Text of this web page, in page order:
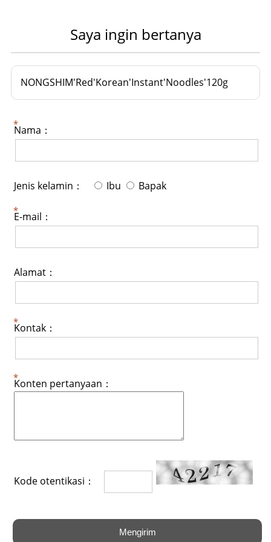
Saya ingin bertanya
NONGSHIM'Red'Korean'Instant'Noodles'120g
Nama：
Jenis kelamin： Ibu Bapak
E-mail：
Alamat：
Kontak：
Konten pertanyaan：
Kode otentikasi：